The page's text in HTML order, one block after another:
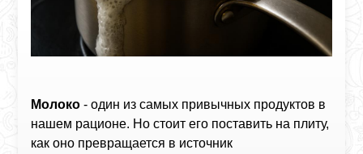
Молоко - один из самых привычных продуктов в
нашем рационе. Но стоит его поставить на плиту,
как оно превращается в источник